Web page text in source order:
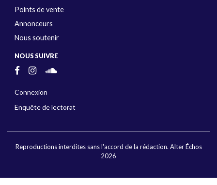
Points de vente
Annonceurs
Nous soutenir
NOUS SUIVRE
Connexion
Enquête de lectorat
Reproductions interdites sans l'accord de la rédaction. Alter Échos
2026